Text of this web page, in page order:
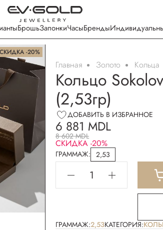
БрошьЗапонкиЧасыБренды
СКИДКА -20%
Главная Золото Кольца
Кольцо
(2,53гр)
ДОБАВИТЬ В ИЗБРАННОЕ
6 881 MDL
8 602 MDL
СКИДКА -20%
ГРАММАЖ: 2,53
ГРАММАЖ:2,53КАТЕГОРИЯ: